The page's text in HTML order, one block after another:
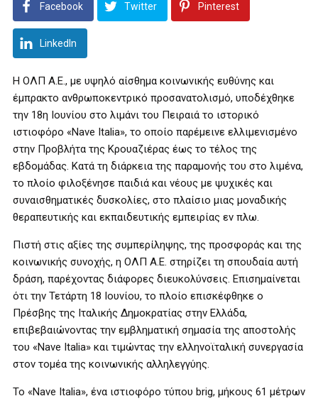
Facebook Twitter Pinterest
LinkedIn
Η ΟΛΠ Α.Ε., με υψηλό αίσθημα κοινωνικής ευθύνης και
έμπρακτο ανθρωποκεντρικό προσανατολισμό, υποδέχθηκε
την 18η Ιουνίου στο λιμάνι του Πειραιά το ιστορικό
ιστιοφόρο «Nave Italia», το οποίο παρέμεινε ελλιμενισμένο
στην Προβλήτα της Κρουαζιέρας έως το τέλος της
εβδομάδας. Κατά τη διάρκεια της παραμονής του στο λιμένα,
το πλοίο φιλοξένησε παιδιά και νέους με ψυχικές και
συναισθηματικές δυσκολίες, στο πλαίσιο μιας μοναδικής
θεραπευτικής και εκπαιδευτικής εμπειρίας εν πλω.
Πιστή στις αξίες της συμπερίληψης, της προσφοράς και της
κοινωνικής συνοχής, η ΟΛΠ Α.Ε. στηρίζει τη σπουδαία αυτή
δράση, παρέχοντας διάφορες διευκολύνσεις. Επισημαίνεται
ότι την Τετάρτη 18 Ιουνίου, το πλοίο επισκέφθηκε ο
Πρέσβης της Ιταλικής Δημοκρατίας στην Ελλάδα,
επιβεβαιώνοντας την εμβληματική σημασία της αποστολής
του «Nave Italia» και τιμώντας την ελληνοϊταλική συνεργασία
στον τομέα της κοινωνικής αλληλεγγύης.
Το «Nave Italia», ένα ιστιοφόρο τύπου brig, μήκους 61 μέτρων